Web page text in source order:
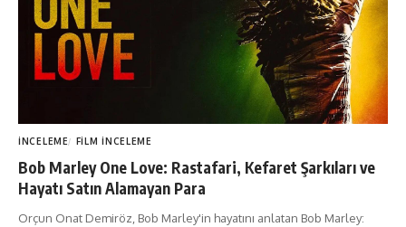
İNCELEME FILM İNCELEME
Bob Marley One Love: Rastafari, Kefaret Şarkıları ve
Hayatı Satın Alamayan Para
Orçun Onat Demiröz, Bob Marley'in hayatını anlatan Bob Marley: